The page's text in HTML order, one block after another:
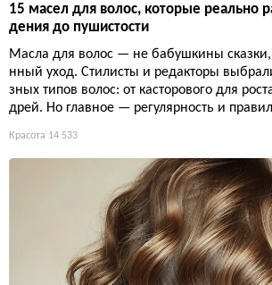
15 масел для волос, которые реально
дения до пушистости
Масла для волос — не бабушкины
нный уход. Стилисты и редакторы
зных типов волос: от касторового для
дрей. Но главное — регулярность и
Красота 14 533